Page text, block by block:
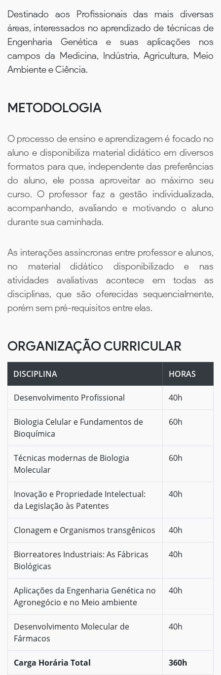
Destinado aos Profissionais das mais diversas
áreas, interessados no aprendizado de técnicas de
Engenharia Genética e suas aplicações nos
campos da Medicina, Indústria, Agricultura, Meio
Ambiente e Ciência.
METODOLOGIA
O processo de ensino e aprendizagem é focado no
aluno e disponibiliza material didático em diversos
formatos para que, independente das preferências
do aluno, ele possa aproveitar ao máximo seu
curso. O professor faz a gestão individualizada,
acompanhando, avaliando e motivando o aluno
durante sua caminhada.
As interações assíncronas entre professor e alunos,
no material didático disponibilizado e nas
atividades avaliativas acontece em todas as
disciplinas, que são oferecidas sequencialmente,
porém sem pré-requisitos entre elas.
ORGANIZAÇÃO CURRICULAR
DISCIPLINA HORAS
Desenvolvimento Profissional 40h
Biologia Celular e Fundamentos de
Bioquímica
60h
Técnicas modernas de Biologia
Molecular
60h
Inovação e Propriedade Intelectual:
da Legislação às Patentes
40h
Clonagem e Organismos transgênicos 40h
Biorreatores Industriais: As Fábricas
Biológicas
40h
Aplicações da Engenharia Genética no
Agronegócio e no Meio ambiente
40h
Desenvolvimento Molecular de
Fármacos
40h
Carga Horária Total 360h